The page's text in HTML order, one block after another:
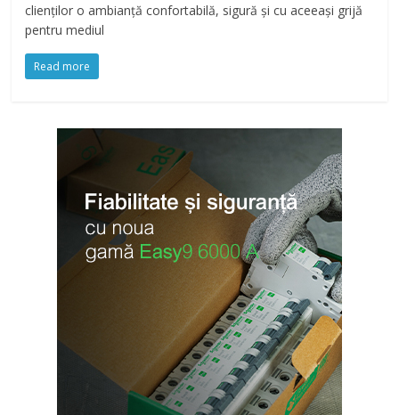
clienților o ambianță confortabilă, sigură și cu aceeași grijă
pentru mediul
Read more